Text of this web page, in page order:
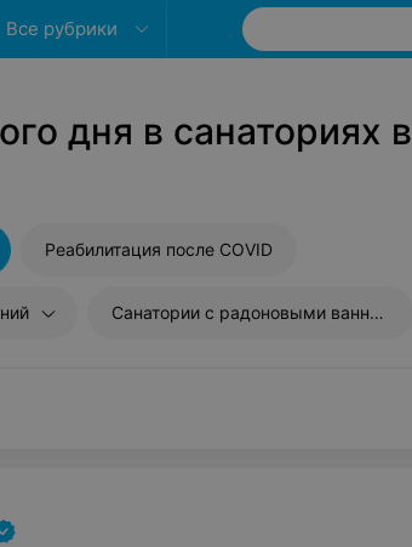
Все рубрики
дня в санаториях в
Реабилитация после COVID
Санатории с радоновыми ваннами